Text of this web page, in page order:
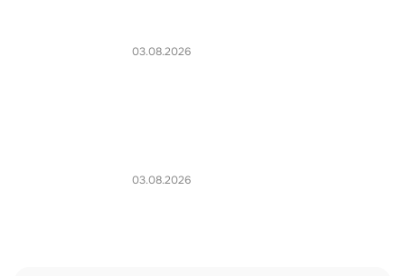
03.08.2026
03.08.2026